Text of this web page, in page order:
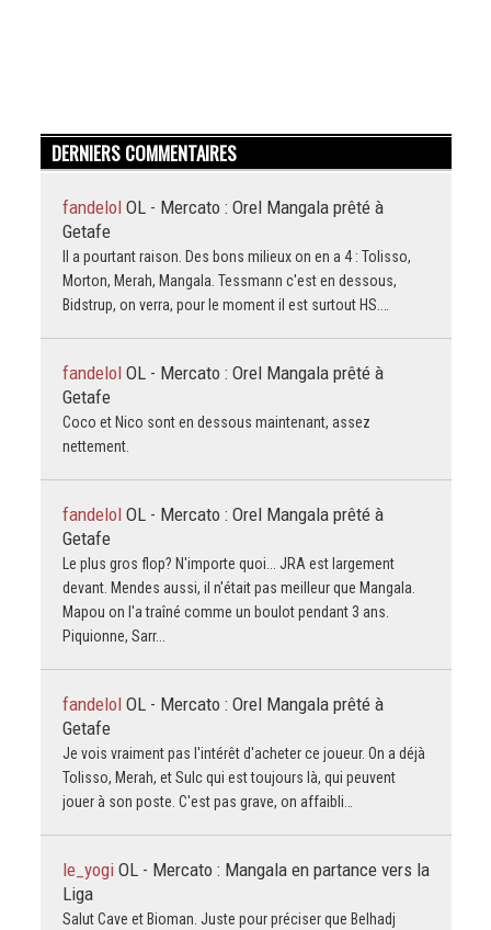
DERNIERS COMMENTAIRES
fandelol OL - Mercato : Orel Mangala prêté à
Getafe
Il a pourtant raison. Des bons milieux on en a 4 : Tolisso,
Morton, Merah, Mangala. Tessmann c'est en dessous,
Bidstrup, on verra, pour le moment il est surtout HS.…
fandelol OL - Mercato : Orel Mangala prêté à
Getafe
Coco et Nico sont en dessous maintenant, assez
nettement.
fandelol OL - Mercato : Orel Mangala prêté à
Getafe
Le plus gros flop? N'importe quoi... JRA est largement
devant. Mendes aussi, il n'était pas meilleur que Mangala.
Mapou on l'a traîné comme un boulot pendant 3 ans.
Piquionne, Sarr...
fandelol OL - Mercato : Orel Mangala prêté à
Getafe
Je vois vraiment pas l'intérêt d'acheter ce joueur. On a déjà
Tolisso, Merah, et Sulc qui est toujours là, qui peuvent
jouer à son poste. C'est pas grave, on affaibli…
le_yogi OL - Mercato : Mangala en partance vers la
Liga
Salut Cave et Bioman. Juste pour préciser que Belhadj